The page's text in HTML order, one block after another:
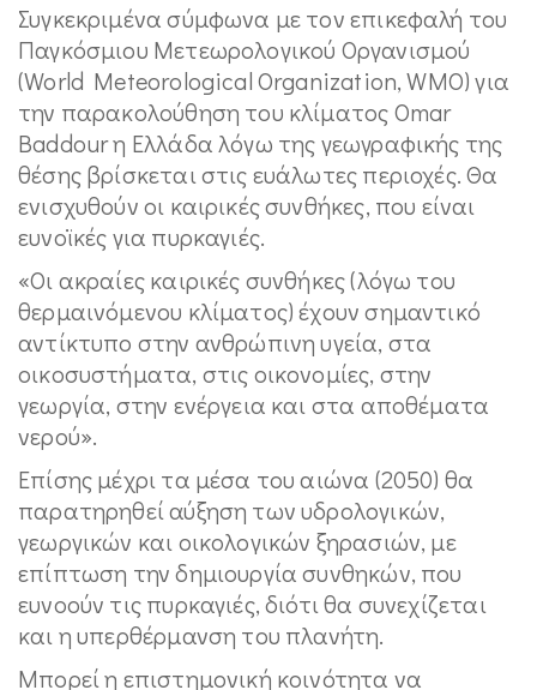
Συγκεκριμένα σύμφωνα με τον επικεφαλή του
Παγκόσμιου Μετεωρολογικού Οργανισμού
(World Meteorological Organization, WMO) για
την παρακολούθηση του κλίματος Omar
Baddour η Ελλάδα λόγω της γεωγραφικής της
θέσης βρίσκεται στις ευάλωτες περιοχές. Θα
ενισχυθούν οι καιρικές συνθήκες, που είναι
ευνοϊκές για πυρκαγιές.
«Οι ακραίες καιρικές συνθήκες (λόγω του
θερμαινόμενου κλίματος) έχουν σημαντικό
αντίκτυπο στην ανθρώπινη υγεία, στα
οικοσυστήματα, στις οικονομίες, στην
γεωργία, στην ενέργεια και στα αποθέματα
νερού».
Επίσης μέχρι τα μέσα του αιώνα (2050) θα
παρατηρηθεί αύξηση των υδρολογικών,
γεωργικών και οικολογικών ξηρασιών, με
επίπτωση την δημιουργία συνθηκών, που
ευνοούν τις πυρκαγιές, διότι θα συνεχίζεται
και η υπερθέρμανση του πλανήτη.
Μπορεί η επιστημονική κοινότητα να